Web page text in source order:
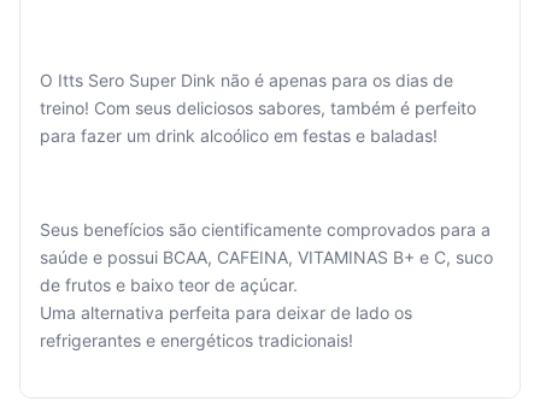
Seu
carrinho
está
Adicione
produtos
para
começar.
O Itts Sero Super Dink não é apenas para os dias de
treino! Com seus deliciosos sabores, também é perfeito
para fazer um drink alcoólico em festas e baladas!
Seus benefícios são cientificamente comprovados para a
saúde e possui BCAA, CAFEINA, VITAMINAS B+ e C, suco
de frutos e baixo teor de açúcar.
Uma alternativa perfeita para deixar de lado os
refrigerantes e energéticos tradicionais!